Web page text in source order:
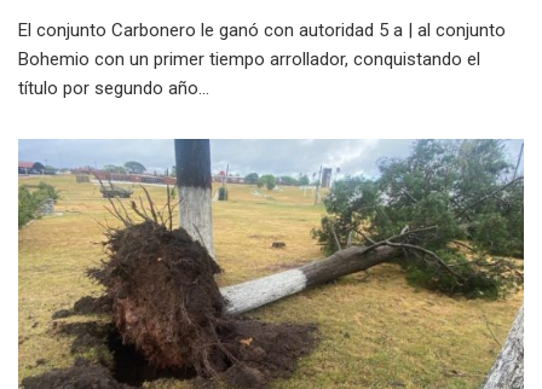
El conjunto Carbonero le ganó con autoridad 5 a | al conjunto
Bohemio con un primer tiempo arrollador, conquistando el
título por segundo año...